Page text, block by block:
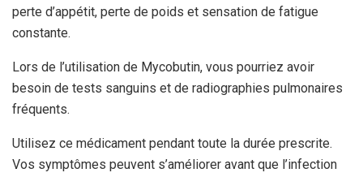
perte d’appétit, perte de poids et sensation de fatigue
constante.
Lors de l’utilisation de Mycobutin, vous pourriez avoir
besoin de tests sanguins et de radiographies pulmonaires
fréquents.
Utilisez ce médicament pendant toute la durée prescrite.
Vos symptômes peuvent s’améliorer avant que l’infection